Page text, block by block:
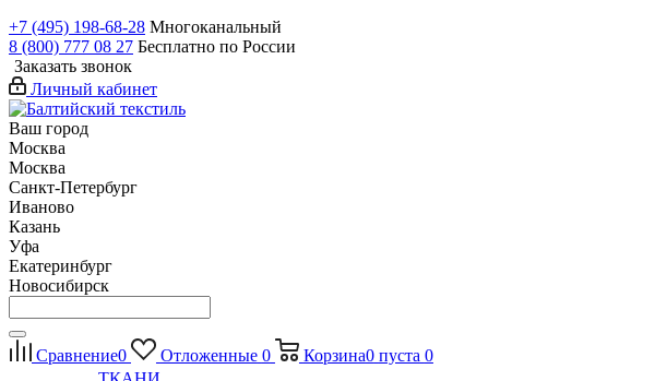
+7 (495) 198-68-28 Многоканальный
8 (800) 777 08 27 Бесплатно по России
Заказать звонок
Личный кабинет
Ваш город
Москва
Москва
Санкт-Петербург
Иваново
Казань
Уфа
Екатеринбург
Новосибирск
Сравнение0 Отложенные 0 Корзина0 пуста 0